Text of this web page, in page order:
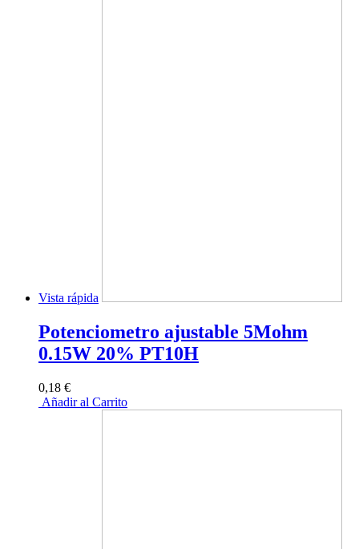
Vista rápida
Potenciometro ajustable 5Mohm
0.15W 20% PT10H
0,18 €
Añadir al Carrito